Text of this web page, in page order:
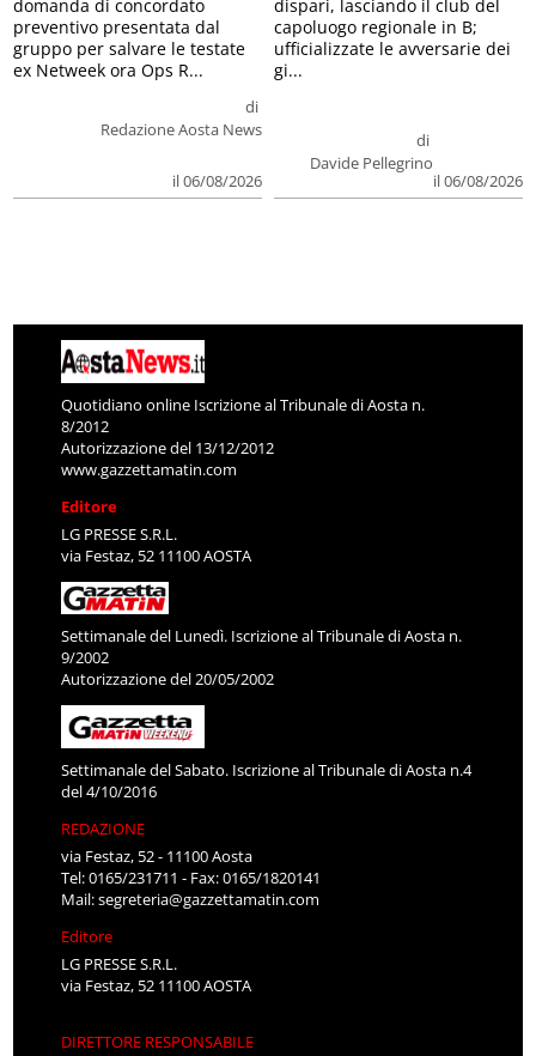
di
Redazione Aosta News
il 06/08/2026
domanda di concordato
preventivo presentata dal
gruppo per salvare le testate
ex Netweek ora Ops R...
di
Davide Pellegrino
il 06/08/2026
dispari, lasciando il club del
capoluogo regionale in B;
ufficializzate le avversarie dei
gi...
Quotidiano online Iscrizione al Tribunale di Aosta n.
8/2012
Autorizzazione del 13/12/2012
www.gazzettamatin.com
Editore
LG PRESSE S.R.L.
via Festaz, 52 11100 AOSTA
Settimanale del Lunedì. Iscrizione al Tribunale di Aosta n.
9/2002
Autorizzazione del 20/05/2002
Settimanale del Sabato. Iscrizione al Tribunale di Aosta n.4
del 4/10/2016
REDAZIONE
via Festaz, 52 - 11100 Aosta
Tel: 0165/231711 - Fax: 0165/1820141
Mail:segreteria@gazzettamatin.com
Editore
LG PRESSE S.R.L.
via Festaz, 52 11100 AOSTA
DIRETTORE RESPONSABILE